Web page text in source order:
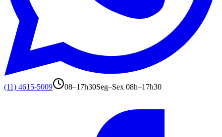
(11) 4615-5009 08–17h30Seg–Sex 08h–17h30